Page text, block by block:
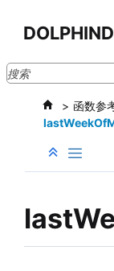
函数参